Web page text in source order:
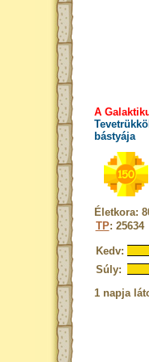
A
bástyája
Életkora:
TP:
Kedv:
Súly:
1 napja